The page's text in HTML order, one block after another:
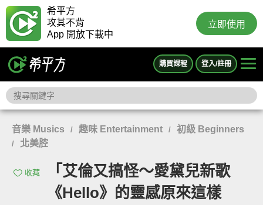
希平方
攻其不背
App 開放下載中
立即使用
購買課程 登入/註冊
音樂 Musics / 趣味 Entertainment / 初級 Beginners
/ 北美腔
收藏
「艾倫又搞怪～愛黛兒新歌
《Hello》的靈感原來這樣